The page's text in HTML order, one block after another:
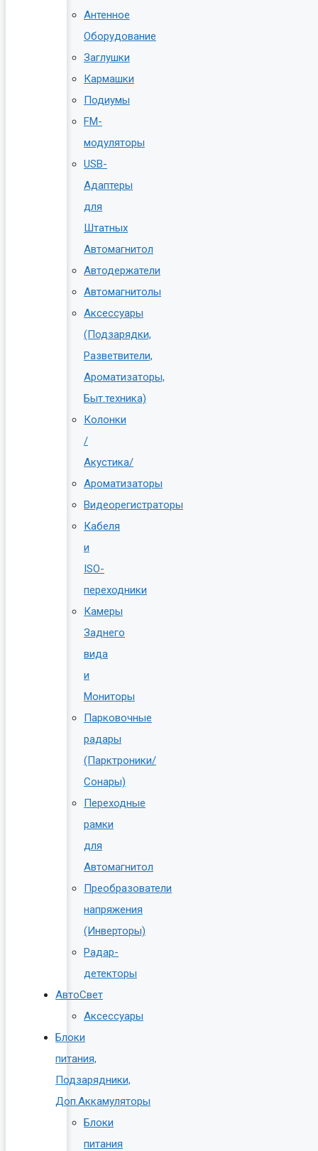
Антенное
Оборудование
Заглушки
Кармашки
Подиумы
FM-
модуляторы
USB-
Адаптеры
для
Штатных
Автомагнитол
Автодержатели
Автомагнитолы
Аксессуары
(Подзарядки,
Разветвители,
Ароматизаторы,
Быт.техника)
Колонки
/
Акустика/
Ароматизаторы
Видеорегистраторы
Кабеля
и
ISO-
переходники
Камеры
Заднего
вида
и
Мониторы
Парковочные
радары
(Парктроники/
Сонары)
Переходные
рамки
для
Автомагнитол
Преобразователи
напряжения
(Инверторы)
Радар-
детекторы
АвтоСвет
Аксессуары
Блоки
питания,
Подзарядники,
Доп.Аккамуляторы
Блоки
питания